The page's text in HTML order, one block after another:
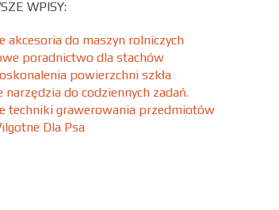
WPISY:
akcesoria do maszyn rolniczych
poradnictwo dla stachów
powierzchni szkła
narzędzia do codziennych zadań.
techniki grawerowania przedmiotów
Dla Psa